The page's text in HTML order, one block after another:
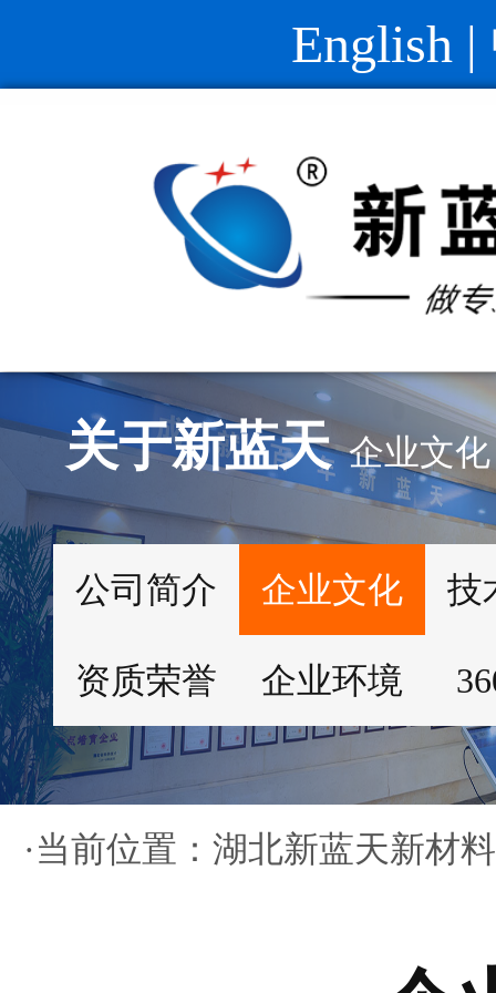
English |
关于新蓝天 企业文化
公司简介 企业文化 技
资质荣誉 企业环境
·当前位置：湖北新蓝天新材